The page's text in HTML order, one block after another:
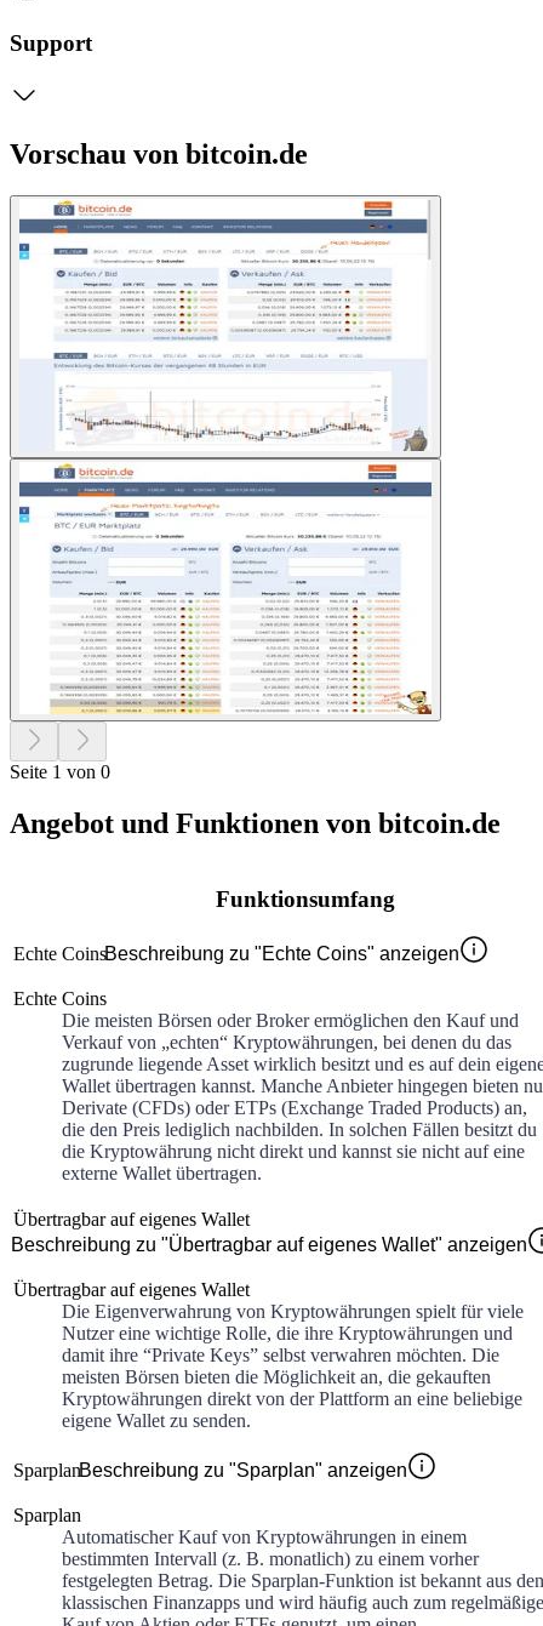
Support
Vorschau von bitcoin.de
Seite 1 von 0
Angebot und Funktionen von bitcoin.de
Funktionsumfang
Echte CoinsBeschreibung zu "Echte Coins" anzeigen
Echte Coins
Die meisten Börsen oder Broker ermöglichen den Kauf und
Verkauf von „echten“ Kryptowährungen, bei denen du das
zugrunde liegende Asset wirklich besitzt und es auf dein
Wallet übertragen kannst. Manche Anbieter hingegen bieten
Derivate (CFDs) oder ETPs (Exchange Traded Products) an,
die den Preis lediglich nachbilden. In solchen Fällen besitzt du
die Kryptowährung nicht direkt und kannst sie nicht auf eine
externe Wallet übertragen.
Übertragbar auf eigenes Wallet
Beschreibung zu "Übertragbar auf eigenes Wallet" anzeigen
Übertragbar auf eigenes Wallet
Die Eigenverwahrung von Kryptowährungen spielt für viele
Nutzer eine wichtige Rolle, die ihre Kryptowährungen und
damit ihre “Private Keys” selbst verwahren möchten. Die
meisten Börsen bieten die Möglichkeit an, die gekauften
Kryptowährungen direkt von der Plattform an eine beliebige
eigene Wallet zu senden.
SparplanBeschreibung zu "Sparplan" anzeigen
Sparplan
Automatischer Kauf von Kryptowährungen in einem
bestimmten Intervall (z. B. monatlich) zu einem vorher
festgelegten Betrag. Die Sparplan-Funktion ist bekannt aus den
klassischen Finanzapps und wird häufig auch zum